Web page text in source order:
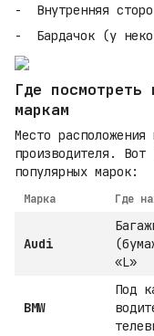
Внутренняя
Бардачок (у
Где
маркам
Место
производителя. Вот
популярных марок:
Марка Где
Audi
«L»
BMW
Под